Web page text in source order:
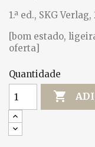
1.ª ed., SKG
[bom estado,
oferta]
Quantidade
